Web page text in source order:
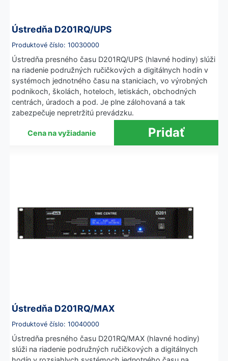
Ústredňa D201RQ/UPS
Produktové číslo: 10030000
Ústredňa presného času D201RQ/UPS (hlavné hodiny) slúži
na riadenie podružných ručičkových a digitálnych hodín v
systémoch jednotného času na staniciach, vo výrobných
podnikoch, školách, hoteloch, letiskách, obchodných
centrách, úradoch a pod. Je plne zálohovaná a tak
zabezpečuje nepretržitú prevádzku.
Cena na vyžiadanie
Ústredňa D201RQ/MAX
Produktové číslo: 10040000
Ústredňa presného času D201RQ/MAX (hlavné hodiny)
slúži na riadenie podružných ručičkových a digitálnych